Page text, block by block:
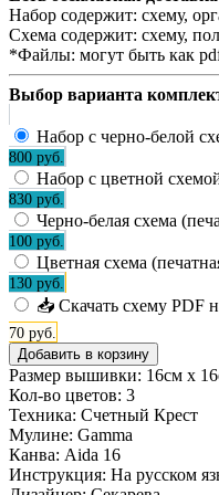
Набор содержит: схему,
Схема содержит: схему,
*Файлы: могут быть как
Выбор варианта
Набор с черно-белой
800 руб.
Набор с цветной
830 руб.
Черно-белая схема
100 руб.
Цветная схема
130 руб.
📥 Скачать схему PDF
70 руб.
Размер вышивки: 16см х
Кол-во цветов: 3
Техника: Счетный Крест
Мулине: Gamma
Канва: Aida 16
Инструкция: На русском